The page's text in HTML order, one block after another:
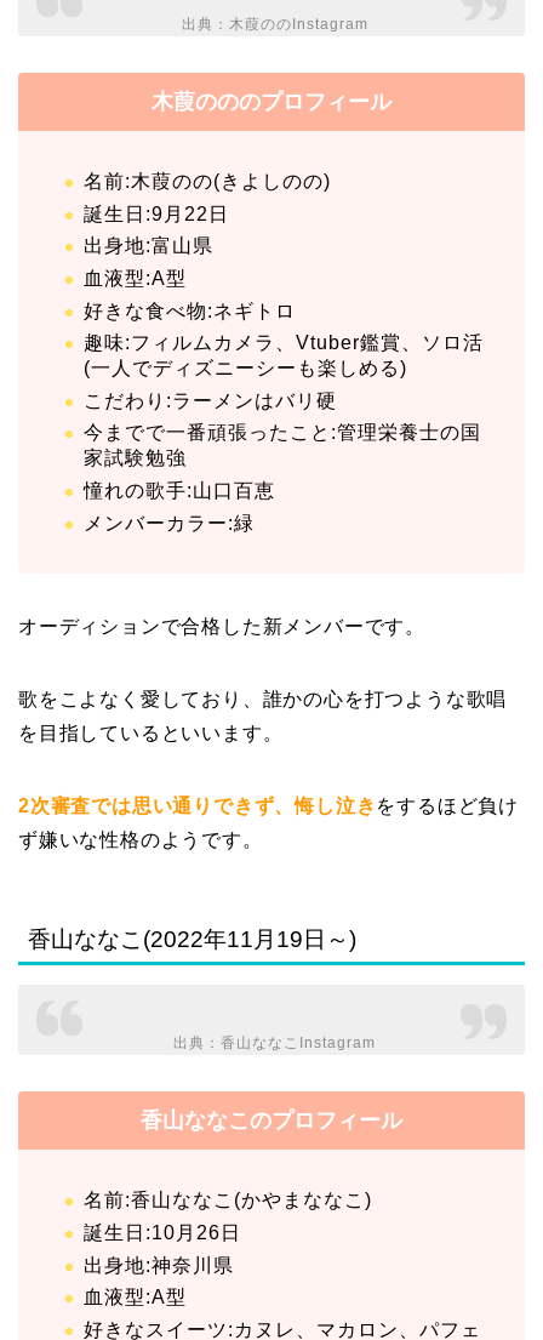
出典： 木葭ののInstagram
木葭のののプロフィール
名前:木葭のの(きよしのの)
誕生日:9月22日
出身地:富山県
血液型:A型
好きな食べ物:ネギトロ
趣味:フィルムカメラ、Vtuber鑑賞、ソロ活
(一人でディズニーシーも楽しめる)
こだわり:ラーメンはバリ硬
今までで一番頑張ったこと:管理栄養士の国
家試験勉強
憧れの歌手:山口百恵
メンバーカラー:緑
オーディションで合格した新メンバーです。
歌をこよなく愛しており、誰かの心を打つような歌唱
を目指しているといいます。
2次審査では思い通りできず、悔し泣き をするほど負け
ず嫌いな性格のようです。
香山ななこ(2022年11月19日～)
出典：香山ななこInstagram
香山ななこのプロフィール
名前:香山ななこ(かやまななこ)
誕生日:10月26日
出身地:神奈川県
血液型:A型
好きなスイーツ:カヌレ、マカロン、パフェ